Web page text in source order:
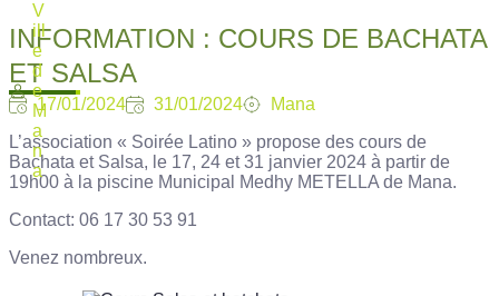
V
ill
e
d
e
M
a
n
a
INFORMATION : COURS DE BACHATA
ET SALSA
17/01/2024 31/01/2024
Mana
L’association « Soirée Latino » propose des cours de
Bachata et Salsa, le 17, 24 et 31 janvier 2024 à partir de
19h00 à la piscine Municipal Medhy METELLA de Mana.
Contact: 06 17 30 53 91
Venez nombreux.